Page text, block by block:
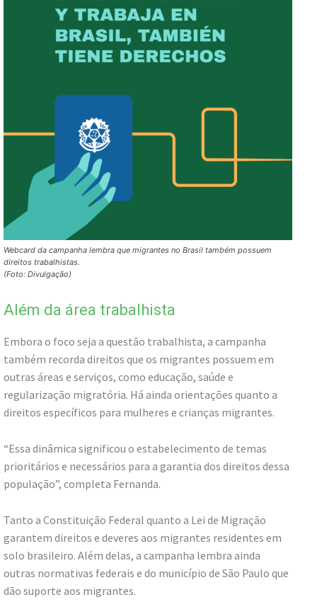
Webcard da campanha lembra que migrantes no Brasil também possuem
direitos trabalhistas.
(Foto: Divulgação)
Além da área trabalhista
Embora o foco seja a questão trabalhista, a campanha
também recorda direitos que os migrantes possuem em
outras áreas e serviços, como educação, saúde e
regularização migratória. Há ainda orientações quanto a
direitos específicos para mulheres e crianças migrantes.
“Essa dinâmica significou o estabelecimento de temas
prioritários e necessários para a garantia dos direitos dessa
população”, completa Fernanda.
Tanto a Constituição Federal quanto a Lei de Migração
garantem direitos e deveres aos migrantes residentes em
solo brasileiro. Além delas, a campanha lembra ainda
outras normativas federais e do município de São Paulo que
dão suporte aos migrantes.